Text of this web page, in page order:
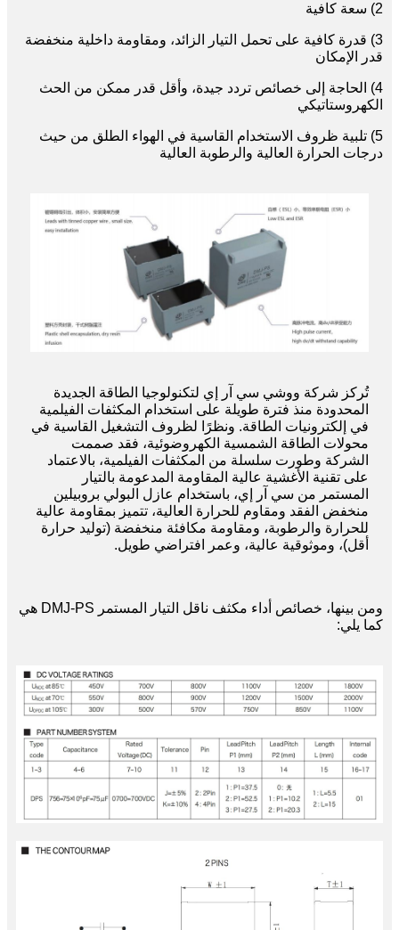
2) سعة كافية
3) قدرة كافية على تحمل التيار الزائد، ومقاومة داخلية منخفضة
قدر الإمكان
4) الحاجة إلى خصائص تردد جيدة، وأقل قدر ممكن من الحث
الكهروستاتيكي
5) تلبية ظروف الاستخدام القاسية في الهواء الطلق من حيث
درجات الحرارة العالية والرطوبة العالية
تُركز شركة ووشي سي آر إي لتكنولوجيا الطاقة الجديدة
المحدودة منذ فترة طويلة على استخدام المكثفات الفيلمية
في إلكترونيات الطاقة. ونظرًا لظروف التشغيل القاسية في
محولات الطاقة الشمسية الكهروضوئية، فقد صممت
الشركة وطورت سلسلة من المكثفات الفيلمية، بالاعتماد
على تقنية الأغشية عالية المقاومة المدعومة بالتيار
المستمر من سي آر إي، باستخدام عازل البولي بروبيلين
منخفض الفقد ومقاوم للحرارة العالية، تتميز بمقاومة عالية
للحرارة والرطوبة، ومقاومة مكافئة منخفضة (توليد حرارة
أقل)، وموثوقية عالية، وعمر افتراضي طويل.
ومن بينها، خصائص أداء مكثف ناقل التيار المستمر DMJ-PS هي
كما يلي: